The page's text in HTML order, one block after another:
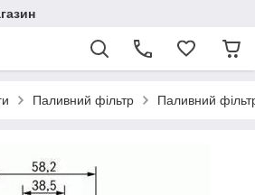
Паливний фільтр Паливний